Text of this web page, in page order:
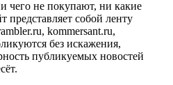
чего не покупают, ни какие
представляет собой ленту
kommersant.ru,
без искажения,
публикуемых новостей